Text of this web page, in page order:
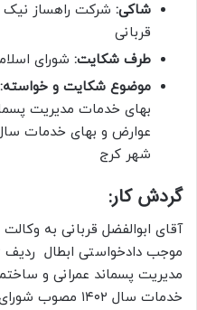
شاکی: شرکت راهساز نیک
قربانی
طرف شکایت: شورای
موضوع شکایت و خواسته:
بهای خدمات مدیریت
شهر کرج
گردش کار:
آقای ابوالفضل قربانی به
مدیریت پسماند عمرانی و
خدمات سال ۱۴۰۲